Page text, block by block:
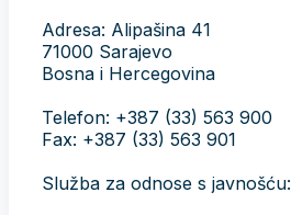
Adresa: Alipašina 41
71000 Sarajevo
Bosna i Hercegovina
Telefon: +387 (33) 563 900
Fax: +387 (33) 563 901
Služba za odnose s javnošću: